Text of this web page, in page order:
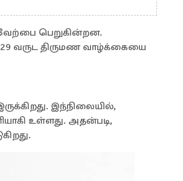
பெறுகின்றன.
வருட திருமண வாழ்க்கையை
இந்நிலையில்,
உள்ளது. அதன்படி,